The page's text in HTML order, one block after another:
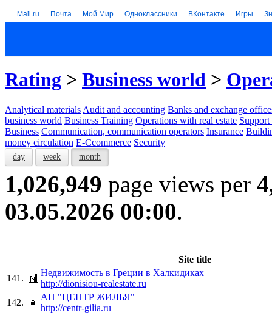
Mail.ru Почта Мой Мир Одноклассники ВКонтакте Игры
Rating > Business world >
Analytical materials Audit and accounting Banks and exchange
business world Business Training Operations with real estate Support
Business Communication, communication operators Insurance
money circulation E-Ccommerce Security
day week month
1,026,949 page views per
03.05.2026 00:00.
Site title
141.
Недвижимость в Греции в Халкидиках
http://dionisiou-realestate.ru
142.
АН "ЦЕНТР ЖИЛЬЯ"
http://centr-gilia.ru